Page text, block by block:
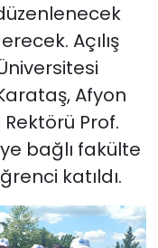
Açılış
Afyon
Prof.
bağlı fakülte
katıldı.